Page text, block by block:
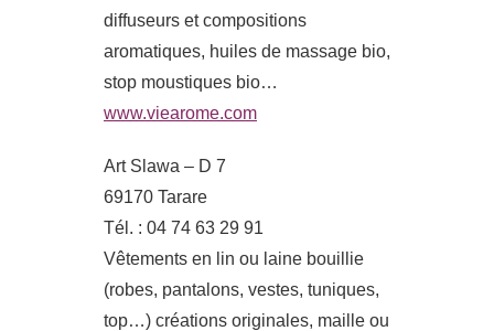
diffuseurs et compositions
aromatiques, huiles de massage bio,
stop moustiques bio…
www.viearome.com
Art Slawa – D 7
69170 Tarare
Tél. : 04 74 63 29 91
Vêtements en lin ou laine bouillie
(robes, pantalons, vestes, tuniques,
top…) créations originales, maille ou